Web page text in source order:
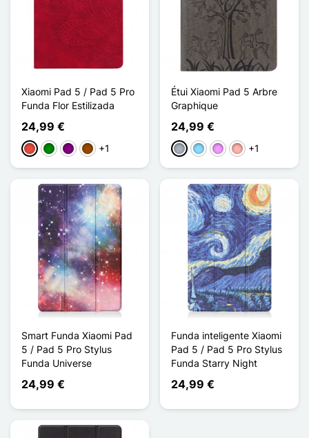
Xiaomi Pad 5 / Pad 5 Pro
Funda Flor Estilizada
24,99 €
RojoVerdePúrpuraMarrón
+1
Étui Xiaomi Pad 5 Arbre
Graphique
24,99 €
Gris Azul claro
Morado claro
Oro rosa
+1
Smart Funda Xiaomi Pad
5 / Pad 5 Pro Stylus
Funda Universe
24,99 €
Funda inteligente Xiaomi
Pad 5 / Pad 5 Pro Stylus
Funda Starry Night
24,99 €